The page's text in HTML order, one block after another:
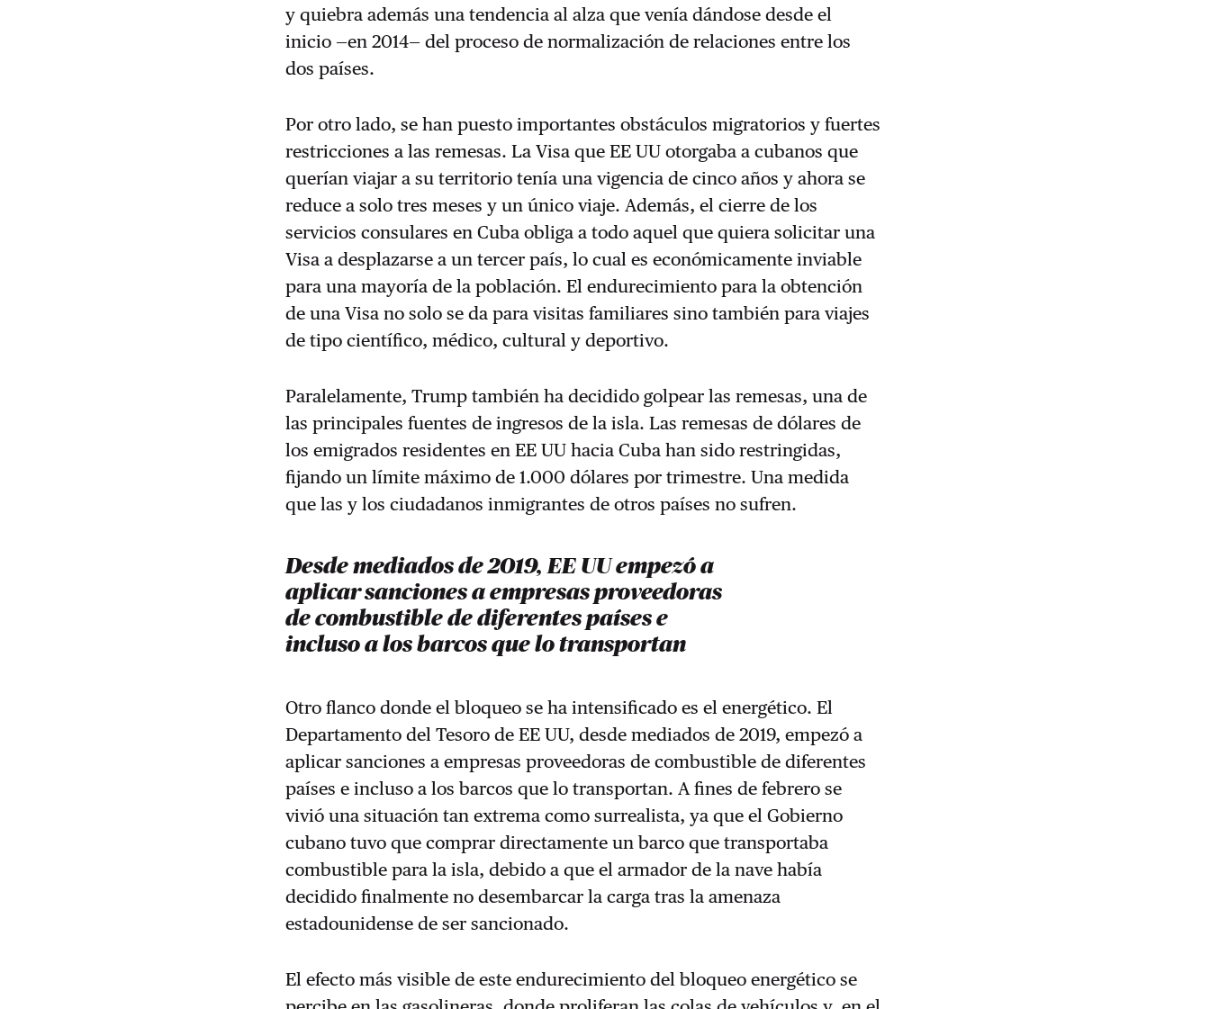
y quiebra además una tendencia al alza que venía dándose desde el
inicio —en 2014— del proceso de normalización de relaciones entre los
dos países.
Por otro lado, se han puesto importantes obstáculos migratorios y fuertes
restricciones a las remesas. La Visa que EE UU otorgaba a cubanos que
querían viajar a su territorio tenía una vigencia de cinco años y ahora se
reduce a solo tres meses y un único viaje. Además, el cierre de los
servicios consulares en Cuba obliga a todo aquel que quiera solicitar una
Visa a desplazarse a un tercer país, lo cual es económicamente inviable
para una mayoría de la población. El endurecimiento para la obtención
de una Visa no solo se da para visitas familiares sino también para viajes
de tipo científico, médico, cultural y deportivo.
Paralelamente, Trump también ha decidido golpear las remesas, una de
las principales fuentes de ingresos de la isla. Las remesas de dólares de
los emigrados residentes en EE UU hacia Cuba han sido restringidas,
fijando un límite máximo de 1.000 dólares por trimestre. Una medida
que las y los ciudadanos inmigrantes de otros países no sufren.
Desde mediados de 2019, EE UU empezó a
aplicar sanciones a empresas proveedoras
de combustible de diferentes países e
incluso a los barcos que lo transportan
Otro flanco donde el bloqueo se ha intensificado es el energético. El
Departamento del Tesoro de EE UU, desde mediados de 2019, empezó a
aplicar sanciones a empresas proveedoras de combustible de diferentes
países e incluso a los barcos que lo transportan. A fines de febrero se
vivió una situación tan extrema como surrealista, ya que el Gobierno
cubano tuvo que comprar directamente un barco que transportaba
combustible para la isla, debido a que el armador de la nave había
decidido finalmente no desembarcar la carga tras la amenaza
estadounidense de ser sancionado.
El efecto más visible de este endurecimiento del bloqueo energético se